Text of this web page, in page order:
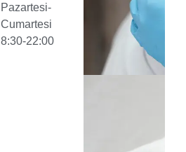
Pazartesi-
Cumartesi
8:30-22:00